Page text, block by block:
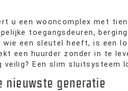
u een wooncomplex met
toegangsdeuren,
wie een sleutel heeft, is een
een huurder zonder in te
veilig? Een slim sluitsysteem
nieuwste generatie